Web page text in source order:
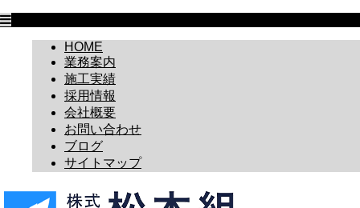
HOME
業務案内
施工実績
採用情報
会社概要
お問い合わせ
ブログ
サイトマップ